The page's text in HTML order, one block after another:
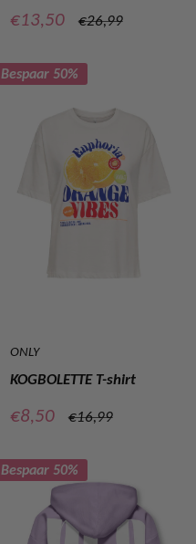
Verkoopprijs
€13,50
Normale
€26,99
Bespaar 50%
ONLY
KOGBOLETTE T-shirt
Verkoopprijs
€8,50
Normale
€16,99
Bespaar 50%